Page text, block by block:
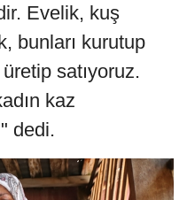
Evelik, kuş
bunları kurutup
satıyoruz.
kaz
dedi.